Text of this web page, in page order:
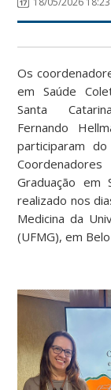
Os
em Saúde
Santa
Fernando
participaram
Graduação em
realizado nos
Medicina da
(UFMG), em